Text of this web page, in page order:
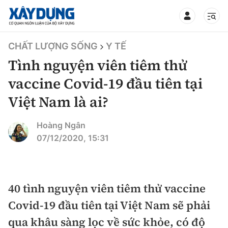
TIN BỘ XÂY DỰNG
CHUYÊN MỤC
Mới nhất
Chính trị
Xã hội
Xây dựng
Chỉ đạo điều hành
Giao thông
CHẤT LƯỢNG SỐNG Y TẾ
Tình nguyện viên tiêm thử
vaccine Covid-19 đầu tiên tại
Việt Nam là ai?
Hoàng Ngân
07/12/2020, 15:31
40 tình nguyện viên tiêm thử vaccine
Covid-19 đầu tiên tại Việt Nam sẽ phải
qua khâu sàng lọc về sức khỏe, có độ